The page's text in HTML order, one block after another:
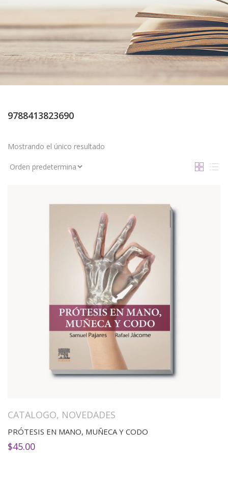
9788413823690
Mostrando el único resultado
CATALOGO, NOVEDADES
PRÓTESIS EN MANO, MUÑECA Y CODO
$45.00